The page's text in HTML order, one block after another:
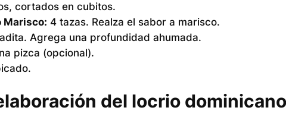
cortados en cubitos.
Marisco: 4 tazas. Realza el sabor a marisco.
Agrega una profundidad ahumada.
pizca (opcional).
del locrio